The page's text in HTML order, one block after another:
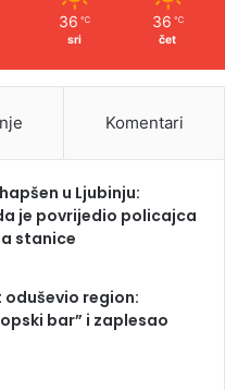
36 ℃
sri
36 ℃
čet
Komentari
u Ljubinju:
je povrijedio policajca
stanice
region:
bar” i zaplesao